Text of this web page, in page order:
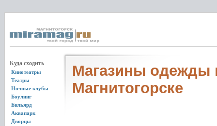
Куда сходить
Кинотеатры
Театры
Ночные клубы
Боулинг
Бильярд
Аквапарк
Дворцы
Магазины одежды
Магнитогорске